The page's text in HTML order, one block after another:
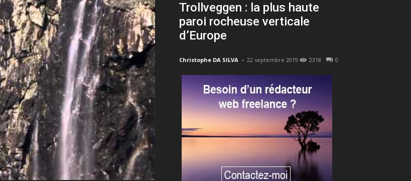
Trollveggen : la plus haute
paroi rocheuse verticale
d’Europe
Christophe DA SILVA - 22 septembre 2019 2318 0